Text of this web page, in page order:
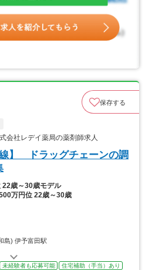
保存する
社レデイ薬局の薬剤師求人
線】 ドラッグチェーンの調
22歳～30歳モデル
万円位 22歳～30歳
島) 伊予富田駅
未経験者も応募可能
住宅補助（手当）あり